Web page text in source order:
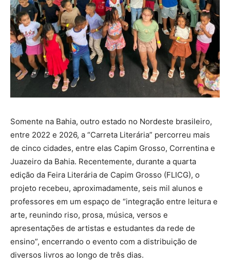
Somente na Bahia, outro estado no Nordeste brasileiro,
entre 2022 e 2026, a “Carreta Literária” percorreu mais
de cinco cidades, entre elas Capim Grosso, Correntina e
Juazeiro da Bahia. Recentemente, durante a quarta
edição da Feira Literária de Capim Grosso (FLICG), o
projeto recebeu, aproximadamente, seis mil alunos e
professores em um espaço de “integração entre leitura e
arte, reunindo riso, prosa, música, versos e
apresentações de artistas e estudantes da rede de
ensino”, encerrando o evento com a distribuição de
diversos livros ao longo de três dias.